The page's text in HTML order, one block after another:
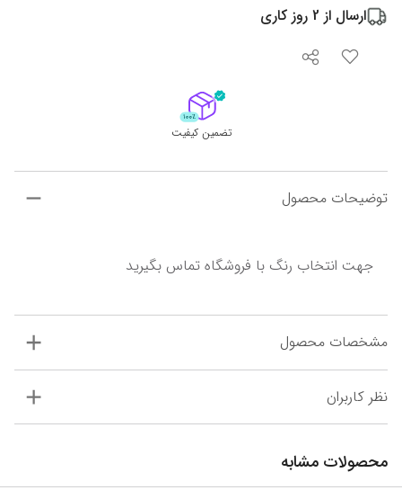
ارسال از 2 روز کاری
تضمین کیفیت
توضیحات محصول
جهت انتخاب رنگ با فروشگاه تماس بگیرید
مشخصات محصول
نظر کاربران
محصولات مشابه